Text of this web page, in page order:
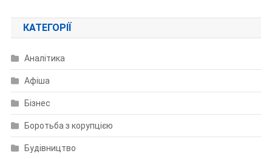
КАТЕГОРІЇ
Аналітика
Афіша
Бізнес
Боротьба з корупцією
Будівництво